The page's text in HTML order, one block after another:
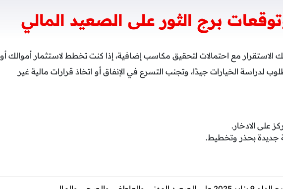
برج الثور على الصعيد المالي
الاستقرار مع احتمالات لتحقيق مكاسب إضافية، إذا كنت تخطط لاستثمار أموالك أو
لدراسة الخيارات جيدًا، وتجنب التسرع في الإنفاق أو اتخاذ قرارات مالية غير
على الادخار.
جديدة بحذر وتخطيط.